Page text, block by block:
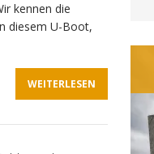
kennen die
diesem U-Boot,
WEITERLESEN